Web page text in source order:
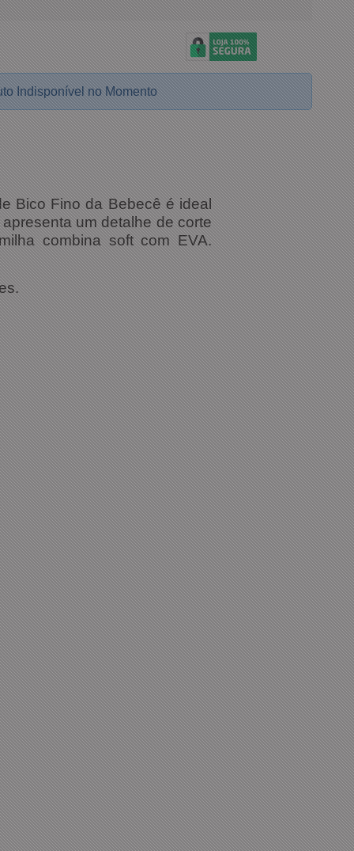
Indisponível no Momento
Bico Fino da Bebecê é ideal
um detalhe de corte
combina soft com EVA.